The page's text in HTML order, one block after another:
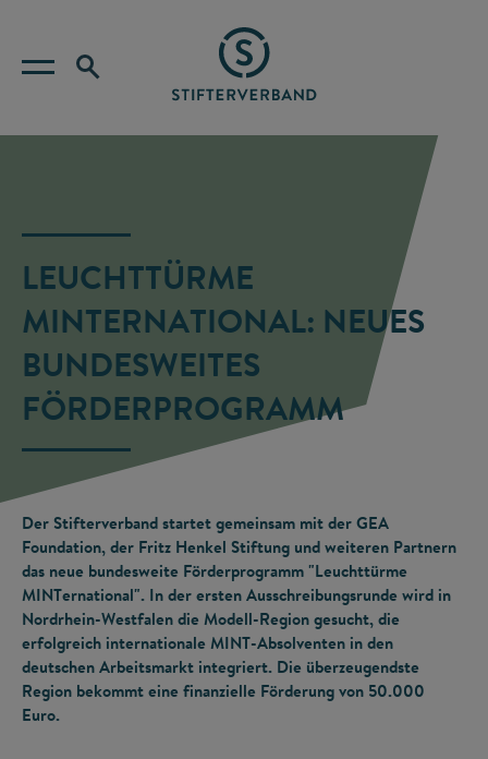
LEUCHTTÜRME
MINTERNATIONAL: NEUES
BUNDESWEITES
FÖRDERPROGRAMM
Der Stifterverband startet gemeinsam mit der GEA
Foundation, der Fritz Henkel Stiftung und weiteren Partnern
das neue bundesweite Förderprogramm "Leuchttürme
MINTernational". In der ersten Ausschreibungsrunde wird in
Nordrhein-Westfalen die Modell-Region gesucht, die
erfolgreich internationale MINT-Absolventen in den
deutschen Arbeitsmarkt integriert. Die überzeugendste
Region bekommt eine finanzielle Förderung von 50.000
Euro.